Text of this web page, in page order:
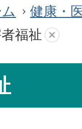
健康・
福祉